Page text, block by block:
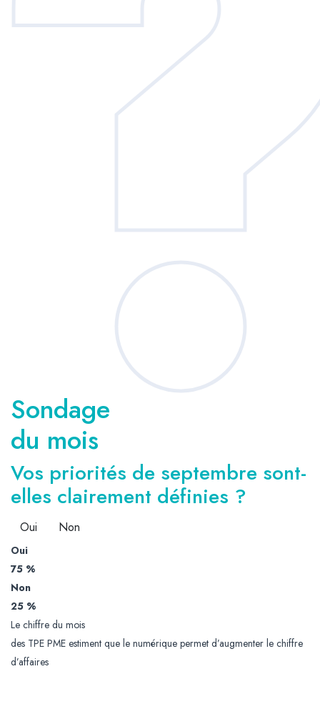
Sondage
du mois
Vos priorités de septembre sont-
elles clairement définies ?
Oui Non
Oui
75 %
Non
25 %
Le chiffre du mois
des TPE PME estiment que le numérique permet d’augmenter le chiffre
d’affaires